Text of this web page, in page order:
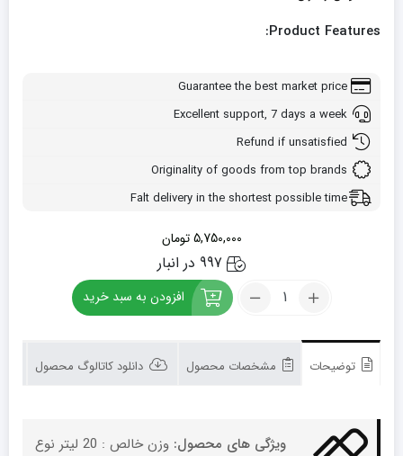
Product Features:
Guarantee the best market price
Excellent support, 7 days a week
Refund if unsatisfied
Originality of goods from top brands
Falt delivery in the shortest possible time
5,750,000 تومان
997 در انبار
کود
مخصوص
گالن
افزودن به سبد خرید
توضیحات مشخصات محصول دانلود کاتالوگ محصول
ویژگی های محصول:
وزن خالص : 20 لیتر نوع